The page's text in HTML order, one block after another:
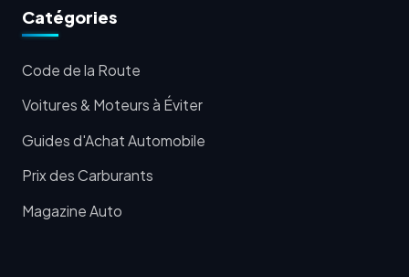
Catégories
Code de la Route
Voitures & Moteurs à Éviter
Guides d'Achat Automobile
Prix des Carburants
Magazine Auto